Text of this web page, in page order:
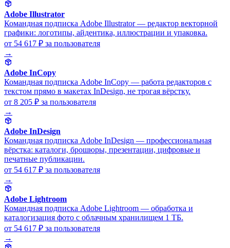
Adobe Illustrator
Командная подписка Adobe Illustrator — редактор векторной
графики: логотипы, айдентика, иллюстрации и упаковка.
от 54 617 ₽ за пользователя
→
Adobe InCopy
Командная подписка Adobe InCopy — работа редакторов с
текстом прямо в макетах InDesign, не трогая вёрстку.
от 8 205 ₽ за пользователя
→
Adobe InDesign
Командная подписка Adobe InDesign — профессиональная
вёрстка: каталоги, брошюры, презентации, цифровые и
печатные публикации.
от 54 617 ₽ за пользователя
→
Adobe Lightroom
Командная подписка Adobe Lightroom — обработка и
каталогизация фото с облачным хранилищем 1 ТБ.
от 54 617 ₽ за пользователя
→